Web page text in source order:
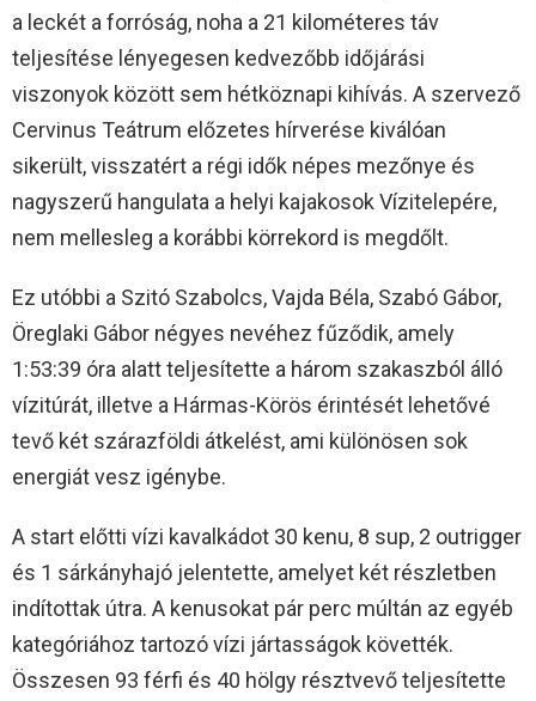
a leckét a forróság, noha a 21 kilométeres táv
teljesítése lényegesen kedvezőbb időjárási
viszonyok között sem hétköznapi kihívás. A szervező
Cervinus Teátrum előzetes hírverése kiválóan
sikerült, visszatért a régi idők népes mezőnye és
nagyszerű hangulata a helyi kajakosok Vízitelepére,
nem mellesleg a korábbi körrekord is megdőlt.
Ez utóbbi a Szitó Szabolcs, Vajda Béla, Szabó Gábor,
Öreglaki Gábor négyes nevéhez fűződik, amely
1:53:39 óra alatt teljesítette a három szakaszból álló
vízitúrát, illetve a Hármas-Körös érintését lehetővé
tevő két szárazföldi átkelést, ami különösen sok
energiát vesz igénybe.
A start előtti vízi kavalkádot 30 kenu, 8 sup, 2 outrigger
és 1 sárkányhajó jelentette, amelyet két részletben
indítottak útra. A kenusokat pár perc múltán az egyéb
kategóriához tartozó vízi jártasságok követték.
Összesen 93 férfi és 40 hölgy résztvevő teljesítette